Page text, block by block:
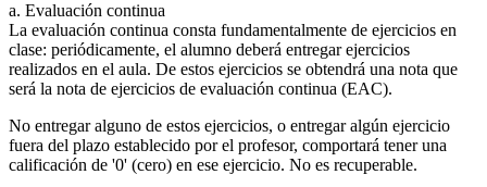
a. Evaluación continua
La evaluación continua consta fundamentalmente de ejercicios en
clase: periódicamente, el alumno deberá entregar ejercicios
realizados en el aula. De estos ejercicios se obtendrá una nota que
será la nota de ejercicios de evaluación continua (EAC).
No entregar alguno de estos ejercicios, o entregar algún ejercicio
fuera del plazo establecido por el profesor, comportará tener una
calificación de '0' (cero) en ese ejercicio. No es recuperable.